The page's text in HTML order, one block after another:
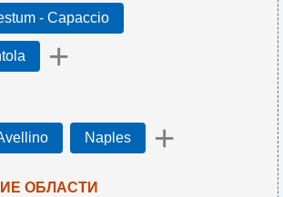
- Capaccio
+
Naples +
ОБЛАСТИ